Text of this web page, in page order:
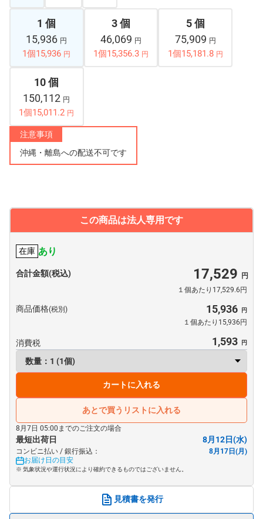
1 個
15,936 円
1個15,936 円
3 個
46,069 円
1個15,356.3 円
5 個
75,909 円
1個15,181.8 円
10 個
150,112 円
1個15,011.2 円
注意事項
沖縄・離島への配送不可です
この商品は法人専用です
在庫 あり
合計金額(税込) 17,529
１個あたり17,529.6円
商品価格(税別) 15,936
１個あたり15,936円
消費税 1,593
カートに入れる
あとで買うリストに入れる
8月7日 05:00までのご注文の場合
最短出荷日 8月12日(水)
コンビニ払い / 銀行振込：
8月17日(月)
お届け日の目安
※ 気象状況や運行状況により確約できるものではございません。
見積書を発行